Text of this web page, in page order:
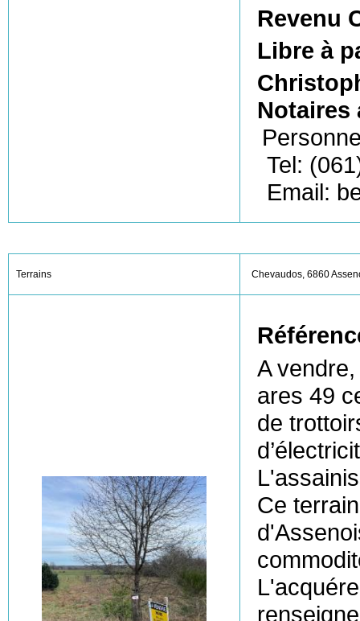
Revenu
Libre à
Notaires
Tel:
Email:
Terrains Chevaudos, 6860
A
ares 49
de
Ce